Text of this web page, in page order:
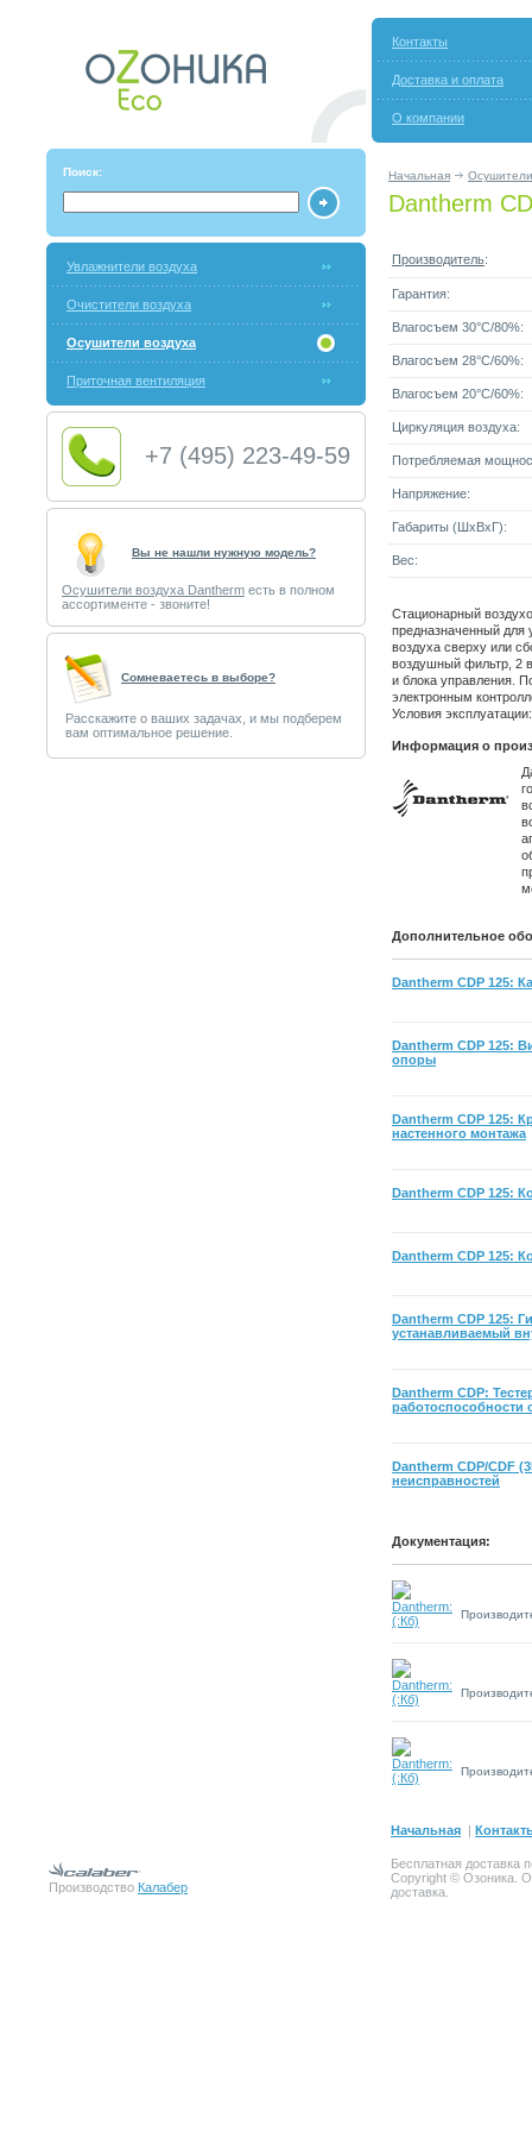
Контакты
Доставка и оплата
О компании
Поиск: Начальная
Dantherm
Увлажнители воздуха
Очистители воздуха
Осушители воздуха
Приточная вентиляция
+7 (495) 223-49-59
Вы не нашли нужную модель?
Осушители воздуха Dantherm есть в полном
ассортименте - звоните!
Cомневаетесь в выборе?
Расскажите о ваших задачах, и мы подберем
вам оптимальное решение.
Производитель:
Гарантия:
Влагосъем 30°C/80%:
Влагосъем 28°C/60%:
Влагосъем 20°C/60%:
Циркуляция воздуха:
Потребляемая
Напряжение:
Габариты (ШxВxГ):
Вес:
Стационарный
предназначенный для
воздуха сверху или
воздушный фильтр, 2
и блока управления.
электронным
Условия
Информация о
Дополнительное
Dantherm CDP 125:
Dantherm CDP 125:
опоры
Dantherm CDP 125:
настенного монтажа
Dantherm CDP 125:
Dantherm CDP 125:
Dantherm CDP 125:
устанавливаемый
Dantherm CDP:
работоспособности
Dantherm CDP/CDF
неисправностей
Документация:
Начальная |
Производство Калабер
Бесплатная доставка
Copyright © Озоника.
доставка.